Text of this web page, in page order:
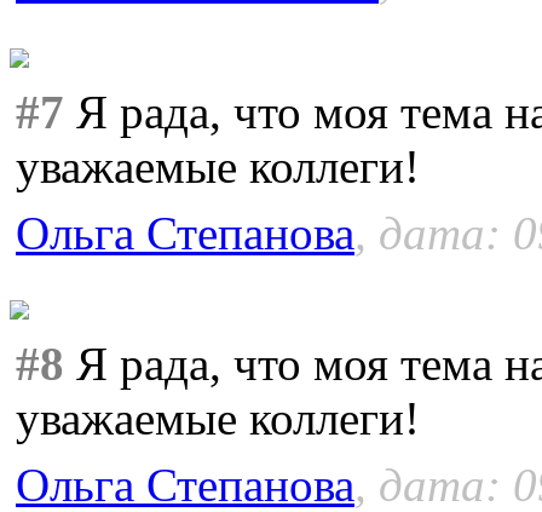
#7 Я рада, что моя тема
уважаемые коллеги!
Ольга Степанова, дата:
#8 Я рада, что моя тема
уважаемые коллеги!
Ольга Степанова, дата: